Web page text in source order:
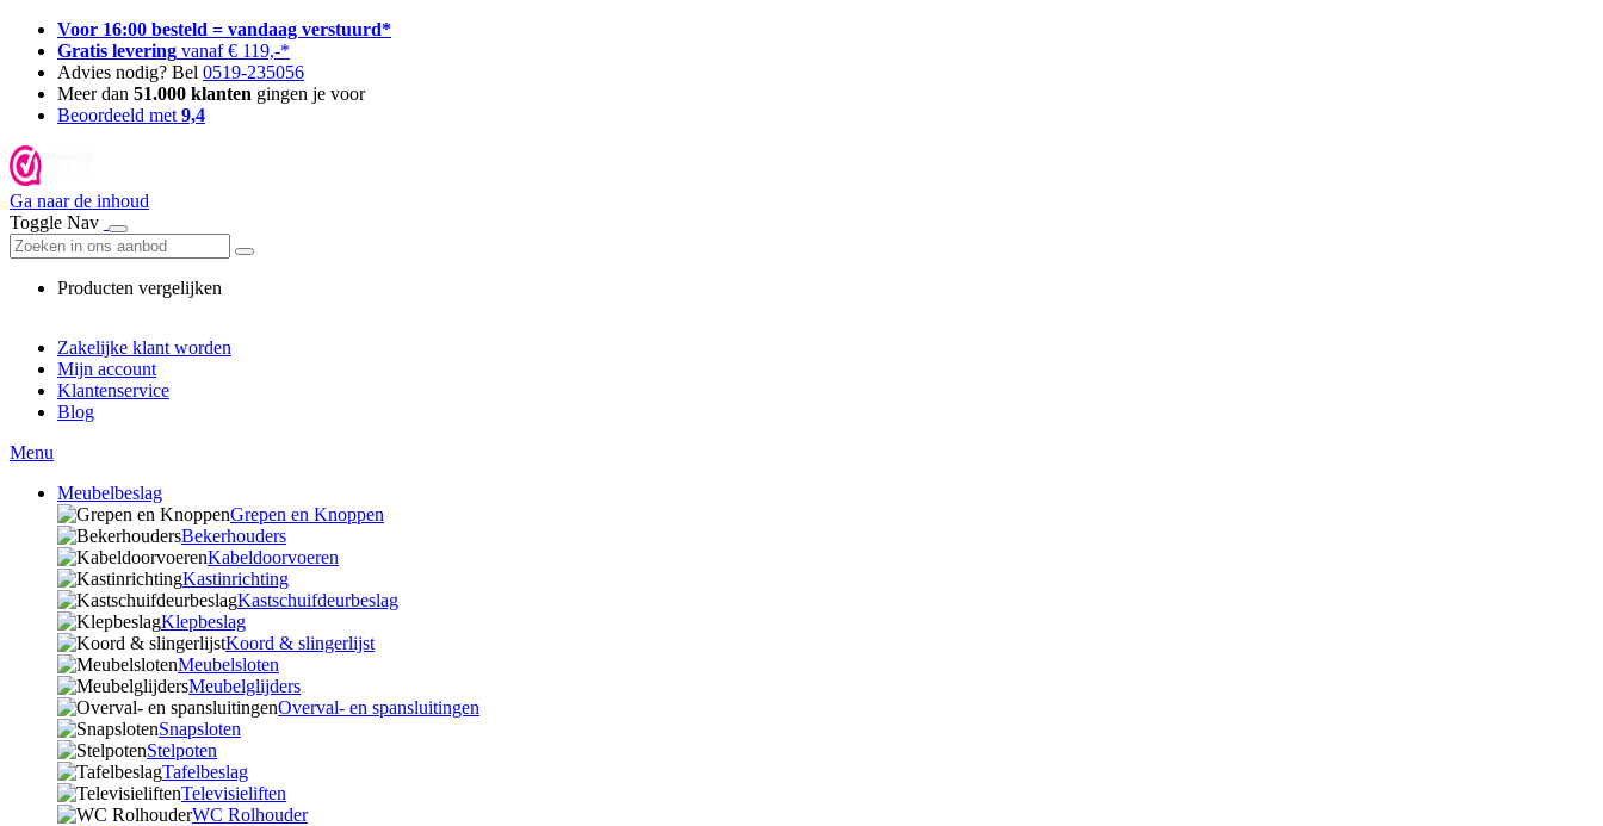
Voor 16:00 besteld = vandaag verstuurd*
Gratis levering vanaf € 119,-*
Advies nodig? Bel 0519-235056
Meer dan 51.000 klanten gingen je voor
Beoordeeld met 9,4
Ga naar de inhoud
Toggle Nav
Producten vergelijken
Zakelijke klant worden
Mijn account
Klantenservice
Blog
Menu
Meubelbeslag
Grepen en Knoppen
Bekerhouders
Kabeldoorvoeren
Kastinrichting
Kastschuifdeurbeslag
Klepbeslag
Koord & slingerlijst
Meubelsloten
Meubelglijders
Overval- en spansluitingen
Snapsloten
Stelpoten
Tafelbeslag
Televisieliften
WC Rolhouder